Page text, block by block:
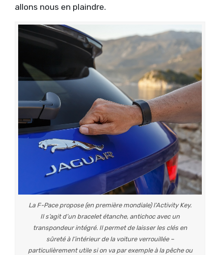
allons nous en plaindre.
La F-Pace propose (en première mondiale) l’Activity Key.
Il s’agit d’un bracelet étanche, antichoc avec un
transpondeur intégré. Il permet de laisser les clés en
sûreté à l’intérieur de la voiture verrouillée –
particulièrement utile si on va par exemple à la pêche ou